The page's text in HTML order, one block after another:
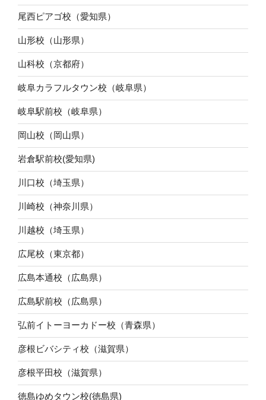
尾西ピアゴ校（愛知県）
山形校（山形県）
山科校（京都府）
岐阜カラフルタウン校（岐阜県）
岐阜駅前校（岐阜県）
岡山校（岡山県）
岩倉駅前校(愛知県)
川口校（埼玉県）
川崎校（神奈川県）
川越校（埼玉県）
広尾校（東京都）
広島本通校（広島県）
広島駅前校（広島県）
弘前イトーヨーカドー校（青森県）
彦根ビバシティ校（滋賀県）
彦根平田校（滋賀県）
徳島ゆめタウン校(徳島県)